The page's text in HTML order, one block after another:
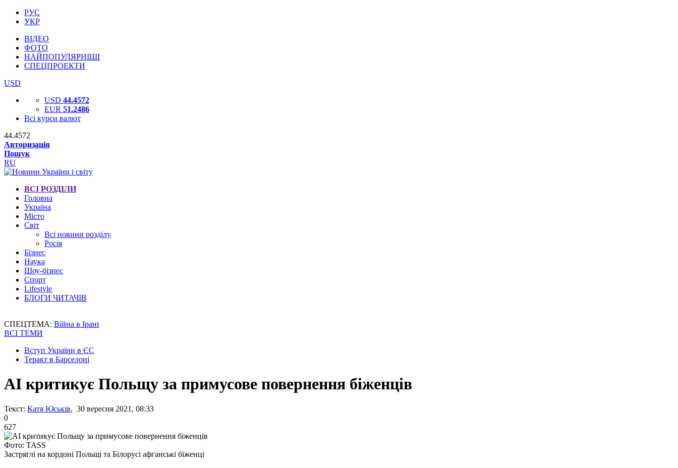
РУС
УКР
ВІДЕО
ФОТО
НАЙПОПУЛЯРНІШІ
СПЕЦПРОЕКТИ
USD
USD 44.4572
EUR 51.2486
Всі курси валют
44.4572
Авторизація
Пошук
RU
ВСІ РОЗДІЛИ
Головна
Україна
Місто
Світ
Всі новини розділу
Росія
Бізнес
Наука
Шоу-бізнес
Спорт
Lifestyle
БЛОГИ ЧИТАЧІВ
СПЕЦТЕМА: Війна в Ірані
ВСІ ТЕМИ
Вступ України в ЄС
Теракт в Барселоні
AI критикує Польщу за примусове повернення біженців
Текст: Катя Юськів, 30 вересня 2021, 08:33
0
627
Фото: TASS
Застряглі на кордоні Польщі та Білорусі афганські біженці